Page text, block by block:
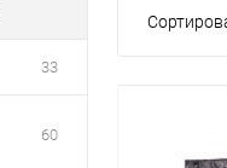
33
60